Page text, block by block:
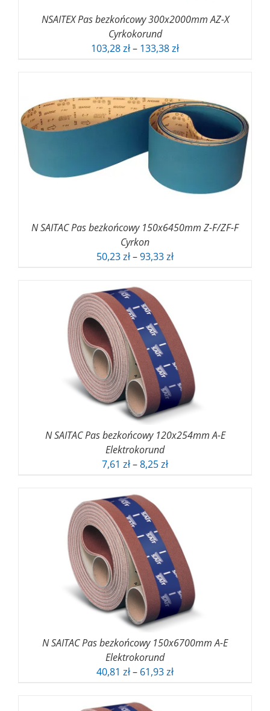
NSAITEX Pas bezkońcowy 300x2000mm AZ-X
Cyrkokorund
103,28zł– 133,38złZakres
do
133,38 zł
N SAITAC Pas bezkońcowy 150x6450mm Z-F/ZF-F
Cyrkon
50,23zł–93,33złZakres
93,33 zł
N SAITAC Pas bezkońcowy 120x254mm A-E
Elektrokorund
7,61 zł–8,25złZakres
do
8,25 zł
N SAITAC Pas bezkońcowy 150x6700mm A-E
Elektrokorund
40,81 zł– 61,93złZakres